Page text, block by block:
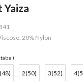
Yaiza
20% Nylon
2(50) 3(52)